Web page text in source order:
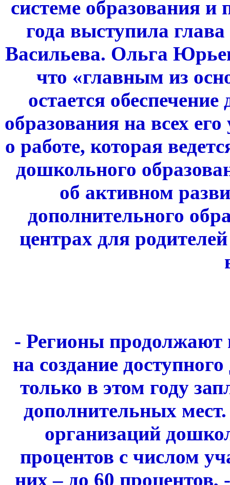
системе образования и
года выступила
Васильева. Ольга
что «главным из
остается
образования на всех
о работе, которая
дошкольного
об активном
дополнительного
центрах для
- Регионы продолжают
на создание
только в этом году
дополнительных
организаций
процентов с числом
них – до 60